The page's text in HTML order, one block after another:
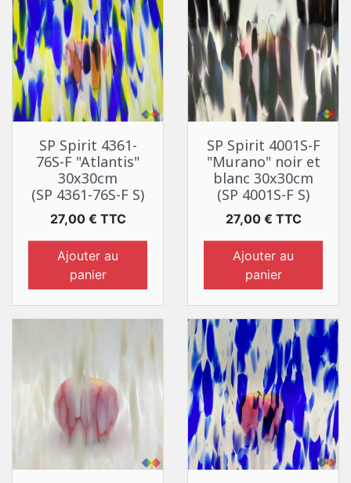
SP Spirit 4361-
76S-F "Atlantis"
30x30cm
(SP 4361-76S-F S)
Prix
27,00 € TTC
Ajouter au
panier
SP Spirit 4001S-F
"Murano" noir et
blanc 30x30cm
(SP 4001S-F S)
Prix
27,00 € TTC
Ajouter au
panier